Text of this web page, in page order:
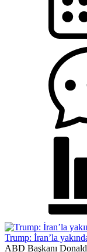
Trump: İran’la
ABD Başkanı